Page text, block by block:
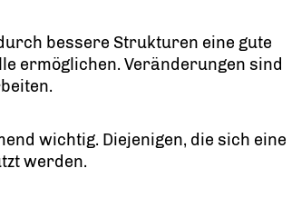
bessere Strukturen eine gute
ermöglichen. Veränderungen sind
wichtig. Diejenigen, die sich eine
werden.